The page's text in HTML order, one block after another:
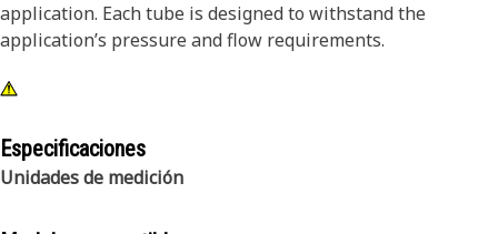
application. Each tube is designed to withstand the
application’s pressure and flow requirements.
Especificaciones
Unidades de medición